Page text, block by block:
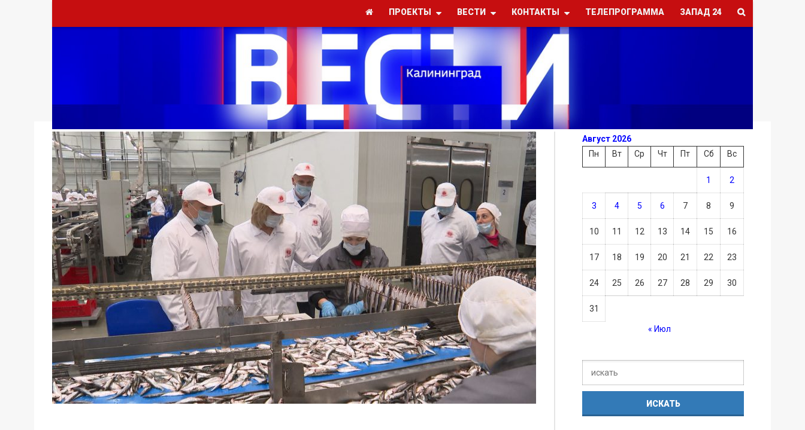
ПРОЕКТЫ ВЕСТИ КОНТАКТЫ ТЕЛЕПРОГРАММА ЗАПАД 24
Август 2026
Пн
Вт Ср Чт Пт Сб Вс
1 2
3 4 5 6 7 8 9
10 11 12 13 14 15 16
17 18 19 20 21 22 23
24 25 26 27 28 29 30
31
« Июл